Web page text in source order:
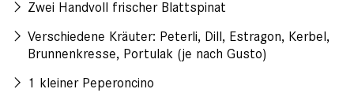
Zwei Handvoll frischer Blattspinat
Verschiedene Kräuter: Peterli, Dill, Estragon, Kerbel,
Brunnenkresse, Portulak (je nach Gusto)
1 kleiner Peperoncino